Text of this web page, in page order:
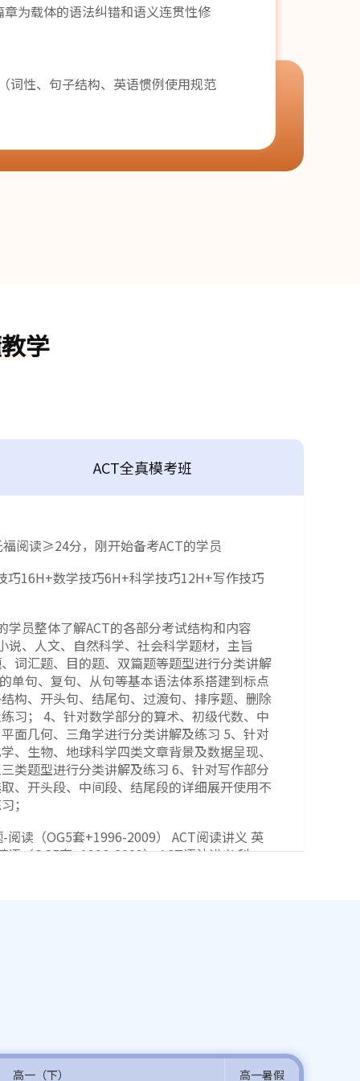
为载体的语法纠错和语义连贯性修
词性、句子结构、英语惯例使用规范
学
ACT全真模考班
阅读≥24分，刚开始备考ACT的学员
巧16H+数学技巧6H+科学技巧12H+写作技巧
学员整体了解ACT的各部分考试结构和内容
说、人文、自然科学、社会科学题材，主旨
词汇题、目的题、双篇题等题型进行分类讲解
单句、复句、从句等基本语法体系搭建到标点
构、开头句、结尾句、过渡句、排序题、删除
习； 4、针对数学部分的算术、初级代数、中
面几何、三角学进行分类讲解及练习 5、针对
、生物、地球科学四类文章背景及数据呈现、
类题型进行分类讲解及练习 6、针对写作部分
、开头段、中间段、结尾段的详细展开使用不
；
阅读（OG5套+1996-2009） ACT阅读讲义 英
语（OG5套+1996-2009） ACT语法讲义 科
高一（下） 高一暑假